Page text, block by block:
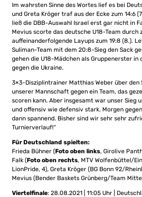
Im wahrsten Sinne des Wortes lief es bei
und Greta Kröger traf aus der Ecke zum 14:6
ließ die DBB-Auswahl Israel erst gar nicht in
Mevius scorte das deutsche U18-Team durch
auffeinanderfolgende Layups zum 19:8 (8.).
Suliman-Team mit dem 20:8-Sieg den Sack
gehen die U18-Mädchen als Gruppenerster
gegen die Ukraine.
3×3-Disziplintrainer Matthias Weber über
unserer Mannschaft gegen ein Team, das
scoren kann. Aber insgesamt war unser Sieg
und offensiv wie defensiv stark. Morgen
dann spannend. Bisher sind wir sehr sehr
Turnierverlauf!“
Für Deutschland spielten:
Frieda Bühner (Foto oben links, Girolive
Falk (Foto oben rechts, MTV Wolfenbüttel/
LionPride, 4), Greta Kröger (BG Bonn 92/
Mevius (Bender Baskets Grünberg/Team
Viertelfinale: 28.08.2021 | 11:05 Uhr |